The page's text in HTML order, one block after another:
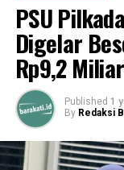
PSU
Digelar
Rp9,2 Miliar
Published 1
By Redaksi